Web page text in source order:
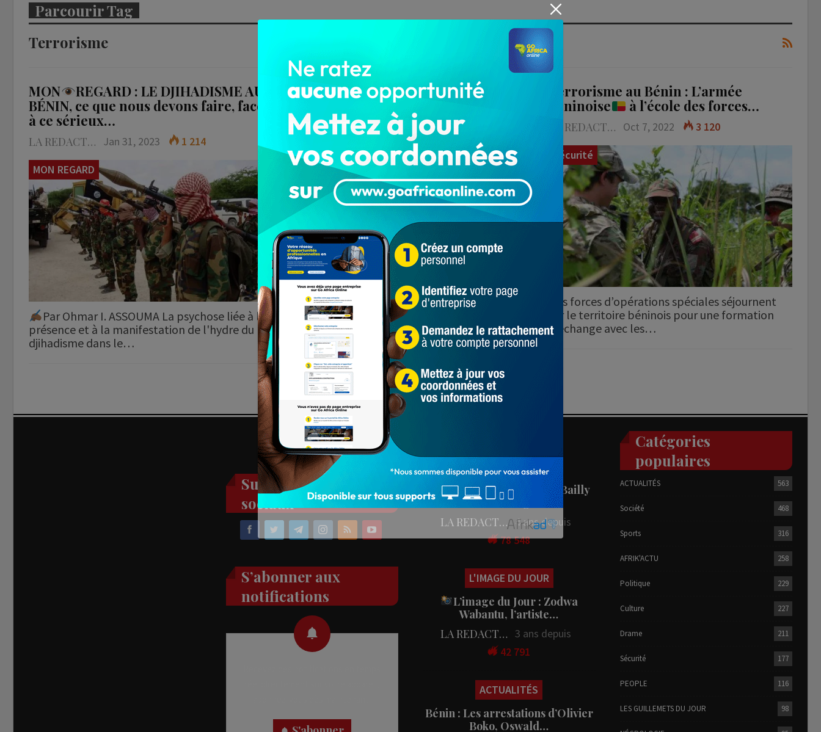
Parcourir Tag
Terrorisme
MON
REGARD : LE DJIHADISME AU
BÉNIN, ce que nous devons faire, face
à ce sérieux…
LA REDACTION Jan 31, 2023
1 214
MON REGARD
Par Ohmar I. ASSOUMA La psychose liée à la
présence et à la manifestation de l'hydre du
djihadisme dans le…
Bénin : Des présumés terroristes
exigent la fermeture de deux écoles
dans un délai…
Oct 14, 2022
5 674
Sécurité
Les images font le tour des réseaux sociaux
depuis ce jeudi 13 octobre. A travers un
message en guise d'ultimatum,…
Terrorisme au Bénin : L’armée
béninoise
à l’école des forces…
LA REDACTION Oct 7, 2022
3 120
Sécurité
Des forces d’opérations spéciales séjournent
sur le territoire béninois pour une formation
d’échange avec les…
Suivez nos réseaux
sociaux
S’abonner aux
notifications
PEOPLE
People : L’artiste Blanche Bailly
en tournage…
LA REDACTION
4 ans depuis
78 548
L'IMAGE DU JOUR
L’image du Jour : Zodwa
Wabantu, l’artiste…
LA REDACTION 3 ans depuis
42 791
ACTUALITÉS
Bénin : Les arrestations d’Olivier
Boko, Oswald…
Catégories
populaires
ACTUALITÉS 563
Société 468
Sports 316
AFRIK'ACTU 258
Politique 229
Culture 227
Drame 211
Sécurité 177
PEOPLE 116
LES GUILLEMETS DU JOUR 98